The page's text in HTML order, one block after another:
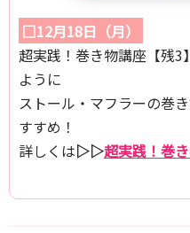
□12月18日（月）
超実践！巻き物講座【残
ように
ストール・マフラーの巻
すすめ！
詳しくは▷▷超実践！巻